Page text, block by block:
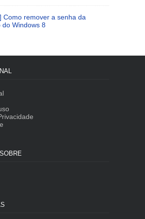
Como remover a senha da
do Windows 8